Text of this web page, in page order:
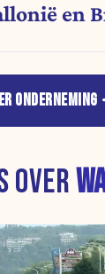
en
ONDERNEMING
OVER